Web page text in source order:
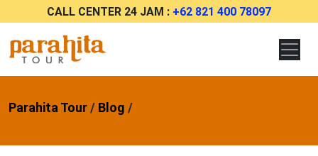
CALL CENTER 24 JAM : +62 821 400 78097
Parahita Tour/ Blog /